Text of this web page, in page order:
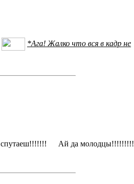
*Ага! Жалко что вся в кадр не
Ай да